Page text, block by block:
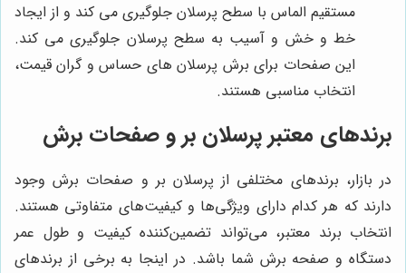
مستقیم الماس با سطح پرسلان جلوگیری می کند و از ایجاد
خط و خش و آسیب به سطح پرسلان جلوگیری می کند.
این صفحات برای برش پرسلان های حساس و گران قیمت،
انتخاب مناسبی هستند.
برندهای معتبر پرسلان بر و صفحات برش
در بازار، برندهای مختلفی از پرسلان بر و صفحات برش وجود
دارند که هر کدام دارای ویژگی‌ها و کیفیت‌های متفاوتی هستند.
انتخاب برند معتبر، می‌تواند تضمین‌کننده کیفیت و طول عمر
دستگاه و صفحه برش شما باشد. در اینجا به برخی از برندهای